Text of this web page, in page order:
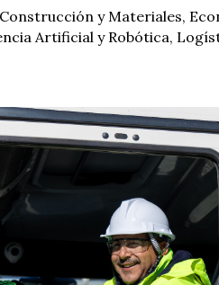
Construcción y Materiales,
Artificial y Robótica,